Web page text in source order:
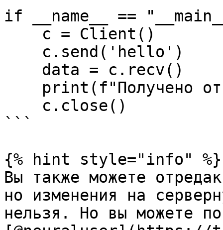
if __name__ ==
```
{% hint style="info" %}
Вы также можете
но изменения на
нельзя. Но вы можете